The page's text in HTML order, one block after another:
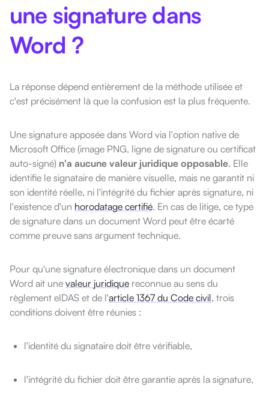
une signature dans
Word ?
La réponse dépend entièrement de la méthode utilisée et
c'est précisément là que la confusion est la plus fréquente.
Une signature apposée dans Word via l'option native de
Microsoft Office (image PNG, ligne de signature ou certificat
auto-signé) n'a aucune valeur juridique opposable. Elle
identifie le signataire de manière visuelle, mais ne garantit ni
son identité réelle, ni l'intégrité du fichier après signature, ni
l'existence d'un horodatage certifié. En cas de litige, ce type
de signature dans un document Word peut être écarté
comme preuve sans argument technique.
Pour qu'une signature électronique dans un document
Word ait une valeur juridique reconnue au sens du
règlement eIDAS et de l'article 1367 du Code civil, trois
conditions doivent être réunies :
l'identité du signataire doit être vérifiable,
l'intégrité du fichier doit être garantie après la signature,